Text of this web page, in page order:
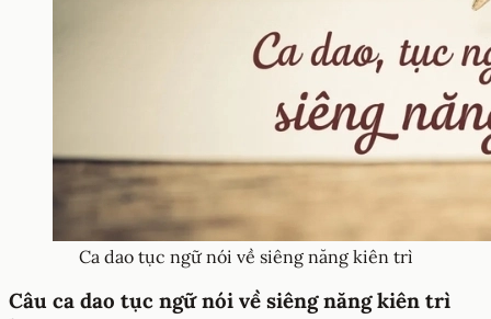
Ca dao tục ngữ nói về siêng năng kiên trì
Câu ca dao tục ngữ nói về siêng năng kiên trì